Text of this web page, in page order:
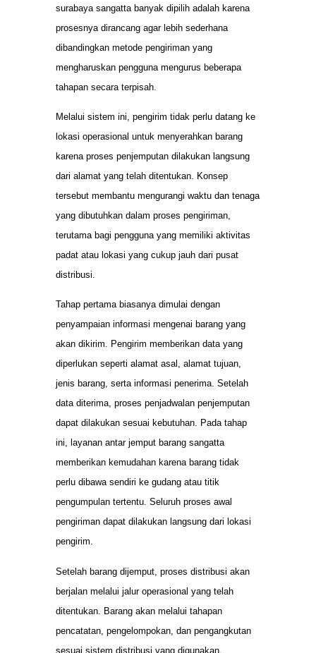
surabaya sangatta banyak dipilih adalah karena
prosesnya dirancang agar lebih sederhana
dibandingkan metode pengiriman yang
mengharuskan pengguna mengurus beberapa
tahapan secara terpisah.
Melalui sistem ini, pengirim tidak perlu datang ke
lokasi operasional untuk menyerahkan barang
karena proses penjemputan dilakukan langsung
dari alamat yang telah ditentukan. Konsep
tersebut membantu mengurangi waktu dan tenaga
yang dibutuhkan dalam proses pengiriman,
terutama bagi pengguna yang memiliki aktivitas
padat atau lokasi yang cukup jauh dari pusat
distribusi.
Tahap pertama biasanya dimulai dengan
penyampaian informasi mengenai barang yang
akan dikirim. Pengirim memberikan data yang
diperlukan seperti alamat asal, alamat tujuan,
jenis barang, serta informasi penerima. Setelah
data diterima, proses penjadwalan penjemputan
dapat dilakukan sesuai kebutuhan. Pada tahap
ini, layanan antar jemput barang sangatta
memberikan kemudahan karena barang tidak
perlu dibawa sendiri ke gudang atau titik
pengumpulan tertentu. Seluruh proses awal
pengiriman dapat dilakukan langsung dari lokasi
pengirim.
Setelah barang dijemput, proses distribusi akan
berjalan melalui jalur operasional yang telah
ditentukan. Barang akan melalui tahapan
pencatatan, pengelompokan, dan pengangkutan
sesuai sistem distribusi yang digunakan.